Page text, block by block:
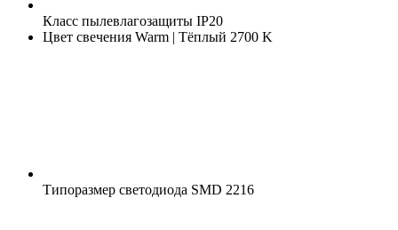
Класс пылевлагозащиты IP20
Цвет свечения Warm | Тёплый 2700 K
Типоразмер светодиода SMD 2216